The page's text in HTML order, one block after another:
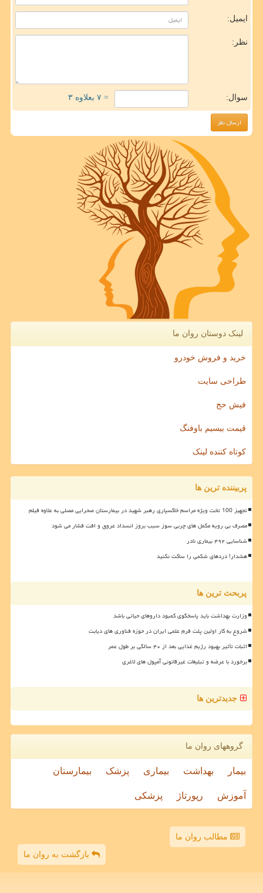
ایمیل:
نظر:
سوال: = ۷ بعلاوه ۳
لینک دوستان روان ما
خرید و فروش خودرو
طراحی سایت
فیش حج
قیمت بیسیم باوفنگ
کوتاه کننده لینک
پربیننده ترین ها
تجهیز 100 تخت ویژه مراسم خاکسپاری رهبر شهید در بیمارستان صحرایی مصلی به علاوه فیلم
مصرف بی رویه مکمل های چربی سوز سبب بروز انسداد عروق و افت فشار می شود
شناسایی ۴۹۲ بیماری نادر
هشدار! دردهای شکمی را ساکت نکنید
پربحث ترین ها
وزارت بهداشت باید پاسخگوی کمبود داروهای حیاتی باشد
شروع به کار اولین پلت فرم علمی ایران در حوزه فناوری های دیابت
اثبات تأثیر بهبود رژیم غذایی بعد از ۴۰ سالگی بر طول عمر
برخورد با عرضه و تبلیغات غیرقانونی آمپول های لاغری
جدیدترین ها
گروههای روان ما
بیمار بهداشت بیماری پزشک بیمارستان
آموزش رپورتاژ پزشکی
مطالب روان ما
بازگشت به روان ما